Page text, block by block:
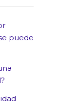
puede